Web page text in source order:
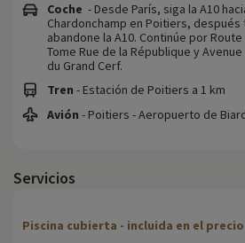
Coche - Desde París, siga la A10
Chardonchamp en Poitiers, después
abandone la A10. Continúe por
Tome Rue de la République y
du Grand Cerf.
Tren - Estación de Poitiers a 1 km
Avión - Poitiers - Aeropuerto de
Servicios
Piscina cubierta - incluida en el precio